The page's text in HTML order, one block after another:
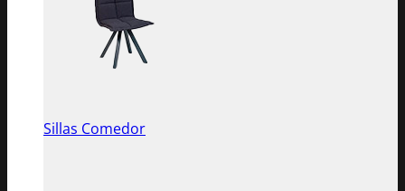
Sillas Comedor